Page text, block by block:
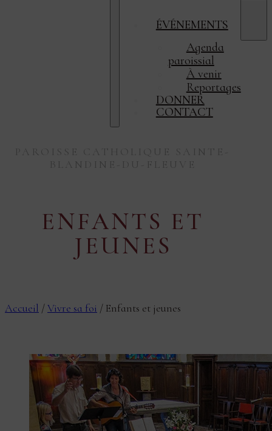
ÉVÉNEMENTS
Agenda
paroissial
À venir
Reportages
DONNER
CONTACT
PAROISSE CATHOLIQUE SAINTE-
BLANDINE-DU-FLEUVE
ENFANTS ET
JEUNES
Accueil /Vivre sa foi / Enfants et jeunes